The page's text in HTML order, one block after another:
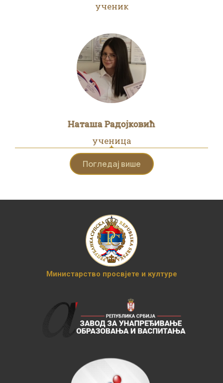
ученик
Наташа Радојковић
ученица
Погледај више
Министарство просвјете и културе